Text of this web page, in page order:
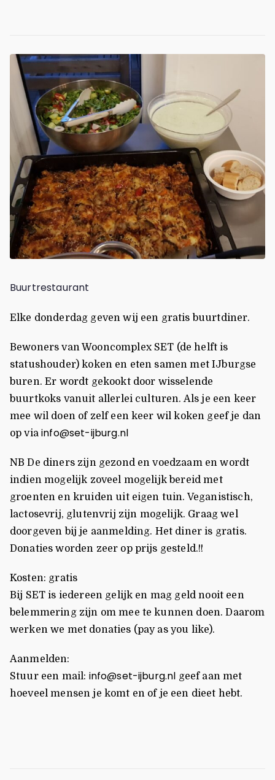
Buurtrestaurant
Elke donderdag geven wij een gratis buurtdiner.
Bewoners van Wooncomplex SET (de helft is
statushouder) koken en eten samen met IJburgse
buren. Er wordt gekookt door wisselende
buurtkoks vanuit allerlei culturen. Als je een keer
mee wil doen of zelf een keer wil koken geef je dan
op viainfo@set-ijburg.nl
NB De diners zijn gezond en voedzaam en wordt
indien mogelijk zoveel mogelijk bereid met
groenten en kruiden uit eigen tuin. Veganistisch,
lactosevrij, glutenvrij zijn mogelijk. Graag wel
doorgeven bij je aanmelding. Het diner is gratis.
Donaties worden zeer op prijs gesteld.!!
Kosten: gratis
Bij SET is iedereen gelijk en mag geld nooit een
belemmering zijn om mee te kunnen doen. Daarom
werken we met donaties (pay as you like).
Aanmelden:
Stuur een mail: info@set-ijburg.nl geef aan met
hoeveel mensen je komt en of je een dieet hebt.